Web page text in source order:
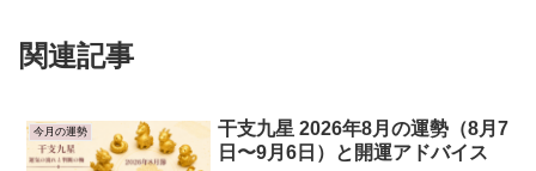
関連記事
今月の運勢
干支九星 2026年8月の運勢（8月7
日〜9月6日）と開運アドバイス